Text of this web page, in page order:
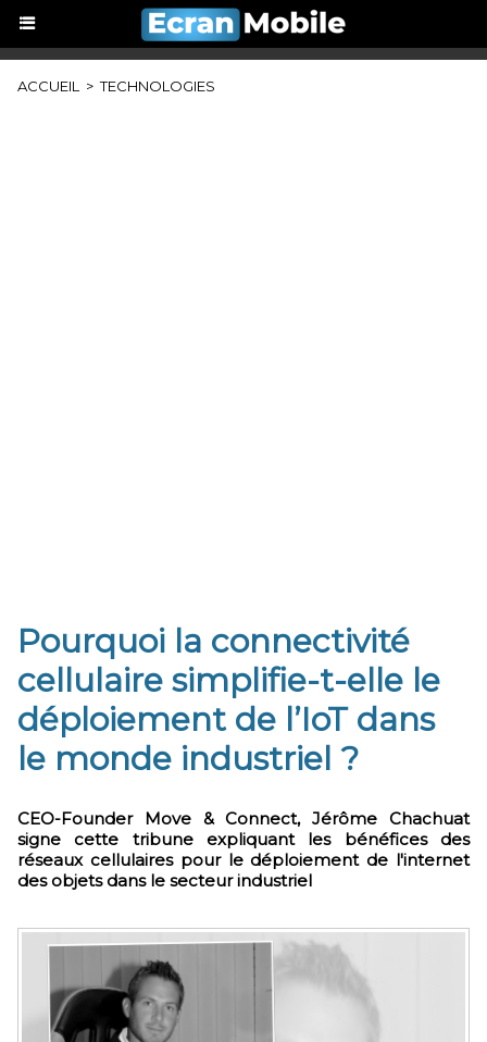
ACCUEIL > TECHNOLOGIES
Pourquoi la connectivité
cellulaire simplifie-t-elle le
déploiement de l’IoT dans
le monde industriel ?
CEO-Founder Move & Connect, Jérôme Chachuat
signe cette tribune expliquant les bénéfices des
réseaux cellulaires pour le déploiement de l'internet
des objets dans le secteur industriel